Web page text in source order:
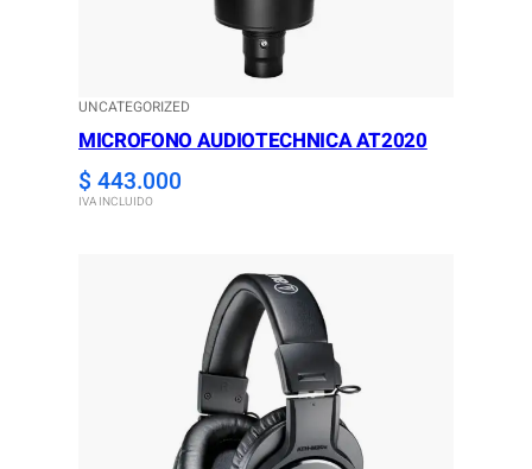
UNCATEGORIZED
MICROFONO AUDIOTECHNICA AT2020
$ 443.000
IVA INCLUIDO